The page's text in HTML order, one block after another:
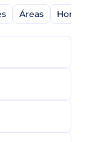
Áreas Home-